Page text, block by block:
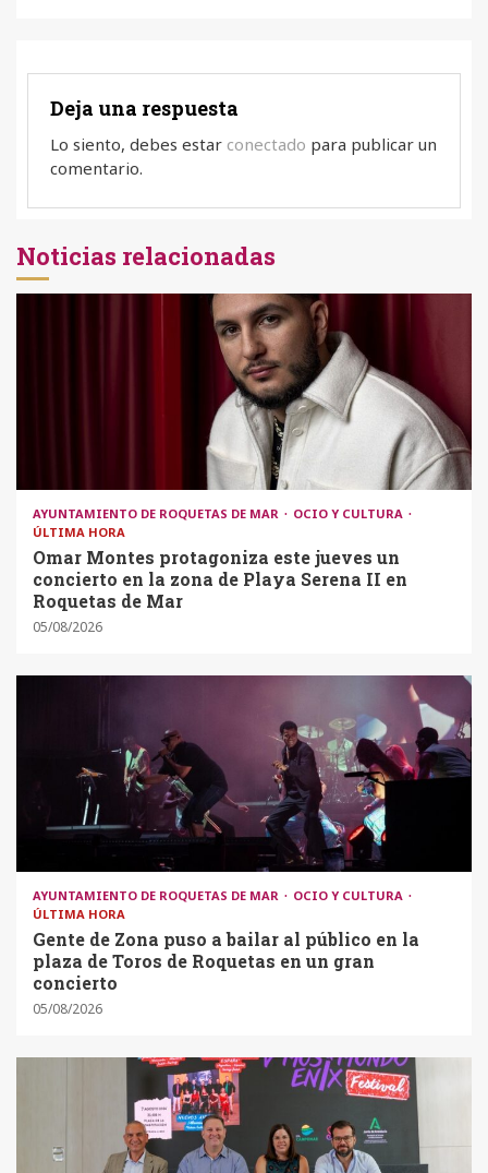
Deja una respuesta
Lo siento, debes estar conectado para publicar un
comentario.
Noticias relacionadas
AYUNTAMIENTO DE ROQUETAS DE MAR
OCIO Y CULTURA
ÚLTIMA HORA
Omar Montes protagoniza este jueves un
concierto en la zona de Playa Serena II en
Roquetas de Mar
05/08/2026
AYUNTAMIENTO DE ROQUETAS DE MAR
OCIO Y CULTURA
ÚLTIMA HORA
Gente de Zona puso a bailar al público en la
plaza de Toros de Roquetas en un gran
concierto
05/08/2026